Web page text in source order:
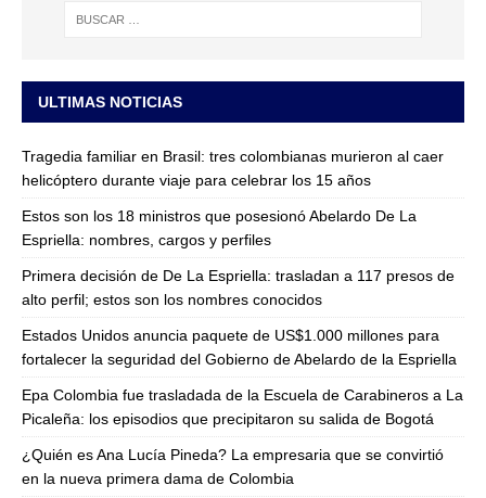
ULTIMAS NOTICIAS
Tragedia familiar en Brasil: tres colombianas murieron al caer
helicóptero durante viaje para celebrar los 15 años
Estos son los 18 ministros que posesionó Abelardo De La
Espriella: nombres, cargos y perfiles
Primera decisión de De La Espriella: trasladan a 117 presos de
alto perfil; estos son los nombres conocidos
Estados Unidos anuncia paquete de US$1.000 millones para
fortalecer la seguridad del Gobierno de Abelardo de la Espriella
Epa Colombia fue trasladada de la Escuela de Carabineros a La
Picaleña: los episodios que precipitaron su salida de Bogotá
¿Quién es Ana Lucía Pineda? La empresaria que se convirtió
en la nueva primera dama de Colombia